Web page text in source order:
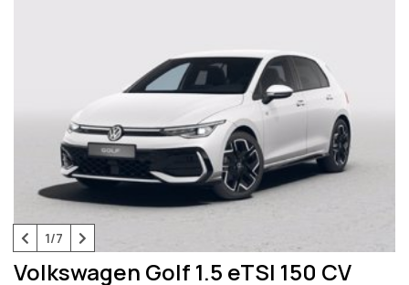
1/7
Volkswagen Golf 1.5 eTSI 150 CV